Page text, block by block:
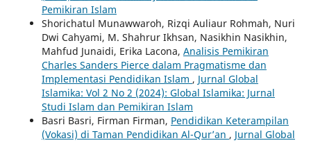
Pemikiran Islam
Shorichatul Munawwaroh, Rizqi Auliaur Rohmah, Nuri
Dwi Cahyami, M. Shahrur Ikhsan, Nasikhin Nasikhin,
Mahfud Junaidi, Erika Lacona, Analisis Pemikiran
Charles Sanders Pierce dalam Pragmatisme dan
Implementasi Pendidikan Islam , Jurnal Global
Islamika: Vol 2 No 2 (2024): Global Islamika: Jurnal
Studi Islam dan Pemikiran Islam
Basri Basri, Firman Firman, Pendidikan Keterampilan
(Vokasi) di Taman Pendidikan Al-Qur’an , Jurnal Global